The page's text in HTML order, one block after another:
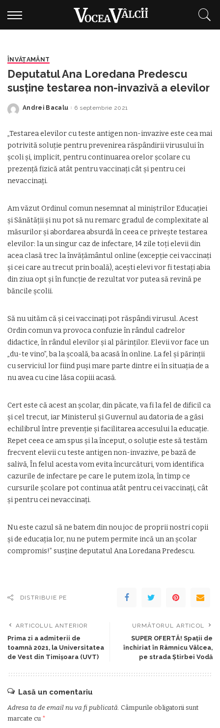
ÎNVĂŢAMÂNT
Deputatul Ana Loredana Predescu
susține testarea non-invazivă a elevilor
Posted
Andrei Bacalu 6 septembrie 2021
„Testarea elevilor cu teste antigen non-invazive este cea mai
potrivită soluție pentru prevenirea răspândirii virusului în
școli și, implicit, pentru continuarea orelor școlare cu
prezență fizică atât pentru vaccinați cât și pentru cei
nevaccinați.
Am văzut Ordinul comun nesemnat al miniștrilor Educației
și Sănătății și nu pot să nu remarc gradul de complexitate al
măsurilor și abordarea absurdă în ceea ce privește testarea
elevilor: la un singur caz de infectare, 14 zile toți elevii din
acea clasă trec la învățământul online (excepție cei vaccinați
și cei care au trecut prin boală), acești elevi vor fi testați abia
din ziua opt și în funcție de rezultat vor putea să revină pe
băncile școlii.
Să nu uităm că și cei vaccinați pot răspândi virusul. Acest
Ordin comun va provoca confuzie în rândul cadrelor
didactice, în rândul elevilor și al părinților. Elevii vor face un
„du-te vino”, ba la școală, ba acasă în online. La fel și părinții
cu serviciul lor fiind puși mare parte dintre ei în situația de a
nu avea cu cine lăsa copiii acasă.
Cert este că acest an școlar, din păcate, va fi la fel de dificil ca
și cel trecut, iar Ministerul și Guvernul au datoria de a găsi
echilibrul între prevenție și facilitarea accesului la educație.
Repet ceea ce am spus și la început, o soluție este să testăm
frecvent elevii cu teste antigen non-invazive, pe bază de
salivă, În felul acesta vom evita încurcături, vom identifica
cazurile de infectare pe care le putem izola, în timp ce
cursurile școlare pot continua atât pentru cei vaccinați, cât
și pentru cei nevaccinați.
Nu este cazul să ne batem din nou joc de proprii nostri copii
și de educația lor, nu ne putem permite incă un an școlar
compromis!” susține deputatul Ana Loredana Predescu.
DISTRIBUIE PE
ARTICOLUL ANTERIOR
Prima zi a admiterii de
toamnă 2021, la Universitatea
de Vest din Timișoara (UVT)
URMĂTORUL ARTICOL
SUPER OFERTĂ! Spații de
închiriat în Râmnicu Vâlcea,
pe strada Ştirbei Vodă
Lasă un comentariu
Adresa ta de email nu va fi publicată. Câmpurile obligatorii sunt
marcate cu *